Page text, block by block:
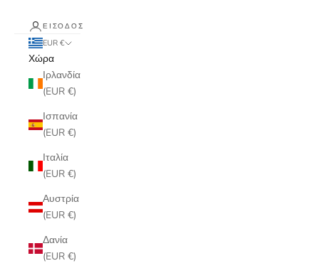
ΕΊΣΟΔΟΣ
EUR €
Χώρα
Ιρλανδία
(EUR €)
Ισπανία
(EUR €)
Ιταλία
(EUR €)
Αυστρία
(EUR €)
Δανία
(EUR €)